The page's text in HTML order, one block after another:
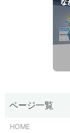
HOME